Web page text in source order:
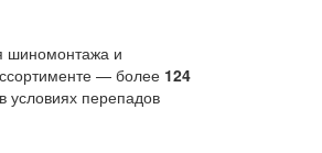
шиномонтажа и
— более 124
условиях перепадов